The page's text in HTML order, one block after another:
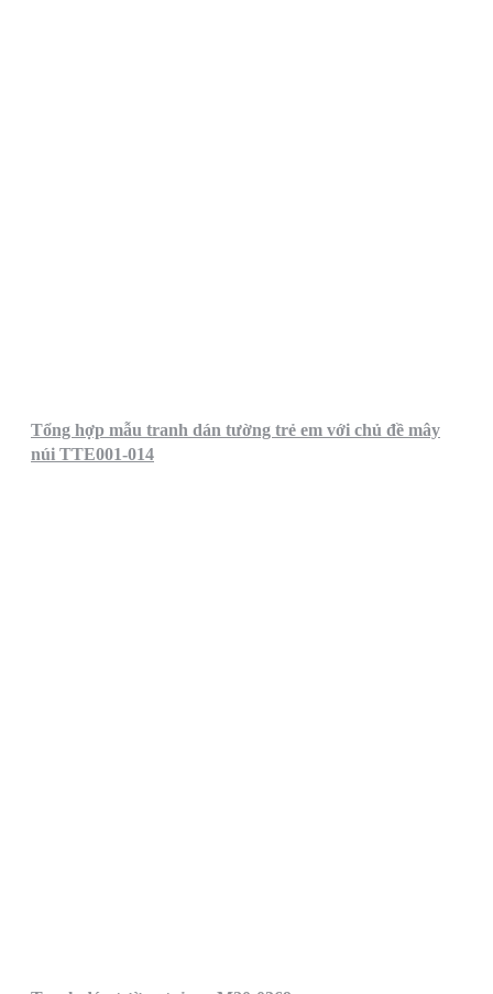
Tổng hợp mẫu tranh dán tường trẻ em với chủ đề mây
núi TTE001-014